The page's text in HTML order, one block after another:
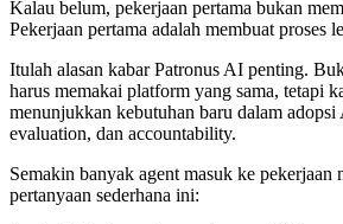
Kalau belum, pekerjaan pertama bukan
Pekerjaan pertama adalah membuat proses
Itulah alasan kabar Patronus AI penting.
harus memakai platform yang sama, tetapi
menunjukkan kebutuhan baru dalam
evaluation, dan accountability.
Semakin banyak agent masuk ke pekerjaan
pertanyaan sederhana ini: